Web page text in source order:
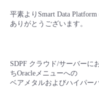
モニタリング/監査
管理機能
IoT
サポート
クラウド/サーバー
IoT
- 管理機能
- 新規お申し込み方法
- バックアップ
- データと分析
故障/メンテナンス情報
故障/メンテナンス
パートナー
平素よりSmart Data
ありがとうございます。
SDPF クラウド/サーバーに
ちOracleメニューへの
ベアメタルおよびハイパー